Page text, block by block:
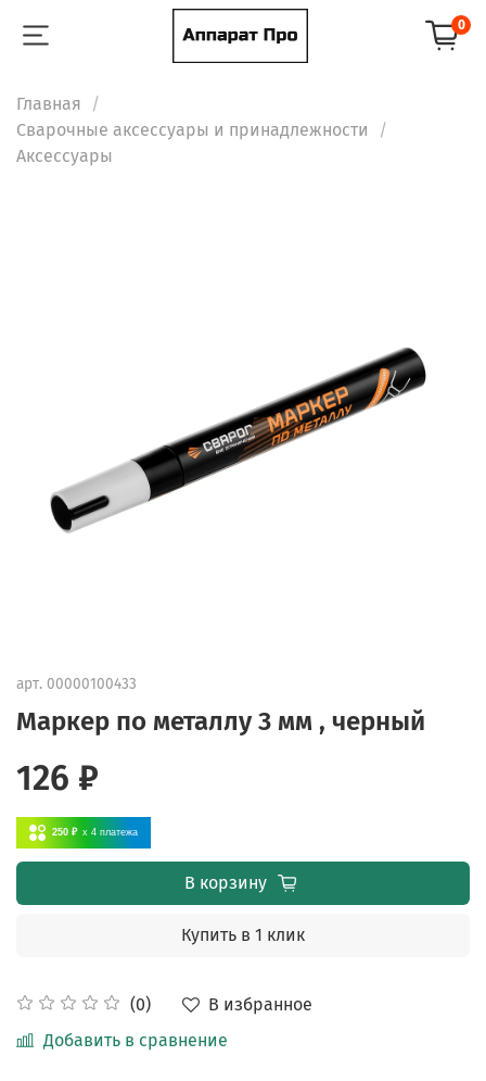
0
Главная
Сварочные аксессуары и принадлежности
Аксессуары
арт. 00000100433
Маркер по металлу 3 мм , черный
(0)
В избранное
Добавить в сравнение
126 ₽
250 ₽ x 4 платежа
В корзину
Купить в 1 клик